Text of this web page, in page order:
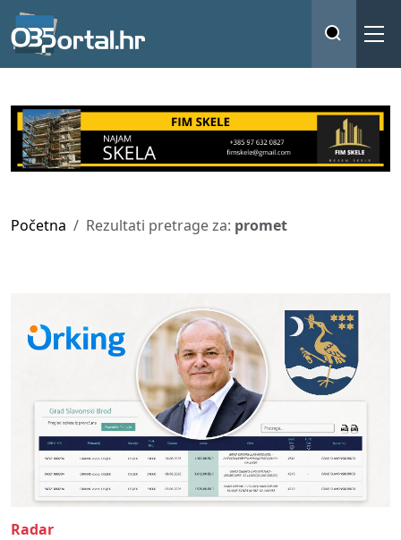
Početna Rezultati pretrage za: promet
Radar